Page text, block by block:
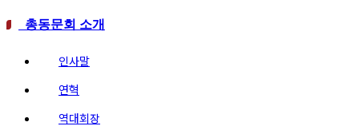
총동문회 소개
인사말
연혁
역대회장